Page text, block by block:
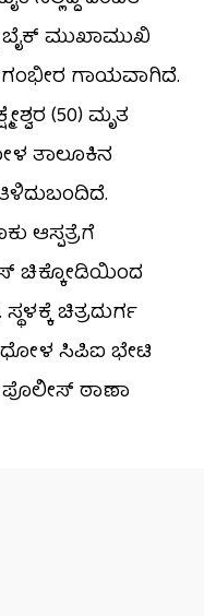
ಬೈಕ್​ ಮುಖಾಮುಖಿ
ಗಂಭೀರ ಗಾಯವಾಗಿದೆ.
(50) ಮೃತ
ತಾಲೂಕಿನ
ಆಸ್ಪತ್ರೆಗೆ
ಚಿಕ್ಕೋಡಿಯಿಂದ
ಚಿತ್ರದುರ್ಗ
ಸಿಪಿಐ ಭೇಟಿ
ಠಾಣಾ